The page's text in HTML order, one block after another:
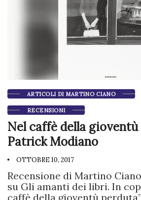
ARTICOLI DI MARTINO CIANO
RECENSIONI
Nel caffè della
Patrick Modiano
OTTOBRE 10, 2017
Recensione di Martino
su Gli amanti dei libri. In
caffè della gioventù